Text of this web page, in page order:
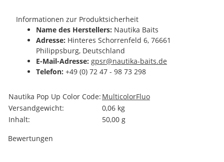
Informationen zur Produktsicherheit
Name des Herstellers: Nautika Baits
Adresse: Hinteres Schorrenfeld 6, 76661
Philippsburg, Deutschland
E-Mail-Adresse: gpsr@nautika-baits.de
Telefon: +49 (0) 72 47 - 98 73 298
Produkteigenschaft
Wert
Nautika Pop Up Color Code: MulticolorFluo
Versandgewicht:
0,06 kg
Inhalt:
50,00 g
Bewertungen